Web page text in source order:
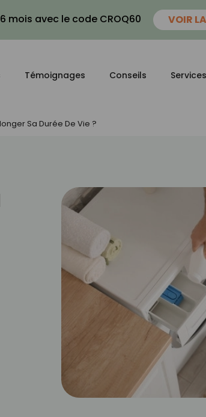
mois avec le code CROQ60 VOIR
Témoignages Conseils Services
Sa Durée De Vie ?